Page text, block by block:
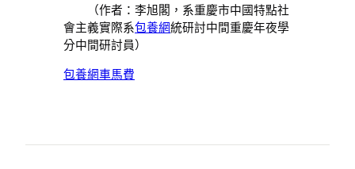
（作者：李旭閣，系重慶市中國特點社
會主義實際系包養網統研討中間重慶年夜學
分中間研討員）
包養網車馬費